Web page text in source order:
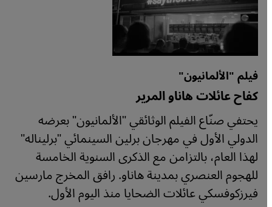
فيلم "الألمانيون"
كفاح عائلات هاناو المرير
يحتفي صنّاع الفيلم الوثائقي "الألمانيون" بعرضه
الدولي الأول في مهرجان برلين السينمائي "برليناله"
لهذا العام، بالتزامن مع الذكرى السنوية الخامسة
للهجوم العنصري بمدينة هاناو. رافق المخرج مارسين
فيرزكوفسكي عائلات الضحايا منذ اليوم الأول.